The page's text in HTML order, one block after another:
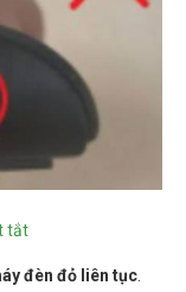
tắt
đèn đỏ liên tục.